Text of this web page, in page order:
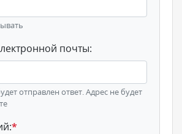
почты:
отправлен ответ. Адрес не будет
*